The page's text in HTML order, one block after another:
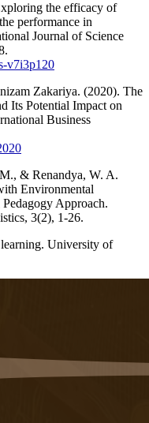
the efficacy of
performance in
Journal of Science
v7i3p120
Zakariya. (2020). The
Its Potential Impact on
Business
& Renandya, W. A.
Environmental
Approach.
3(2), 1-26.
learning. University of